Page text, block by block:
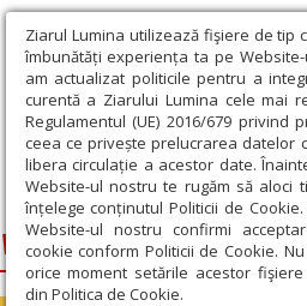
Ziarul Lumina utilizează fişiere de tip
îmbunătăți experiența ta pe
am actualizat politicile pentru a
curentă a Ziarului Lumina cele mai
Regulamentul (UE) 2016/679
ceea ce privește prelucrarea datelor
libera circulație a acestor date.
Website-ul nostru te rugăm să aloci
înțelege conținutul Politicii de
Website-ul nostru confirmi
cookie conform Politicii de Cookie.
orice moment setările acestor
din Politica de Cookie.
Ziarul Lumina › Vindecarea lunaticului
Vindecarea lunaticului